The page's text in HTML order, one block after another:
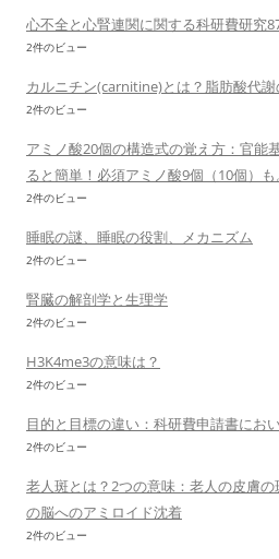
心不全と心腎連関に関する科研費研究
2件のビュー
カルニチン(carnitine)とは？脂肪酸代
2件のビュー
アミノ酸20個の構造式の覚え方：官能
ると簡単！必須アミノ酸9個（10個）も。
2件のビュー
睡眠の謎、睡眠の役割、メカニズム
2件のビュー
腎臓の解剖学と生理学
2件のビュー
H3K4me3の意味は？
2件のビュー
目的と目標の違い：科研費申請書にお
2件のビュー
老人斑とは？2つの意味：老人の皮膚
の脳へのアミロイド沈着
2件のビュー